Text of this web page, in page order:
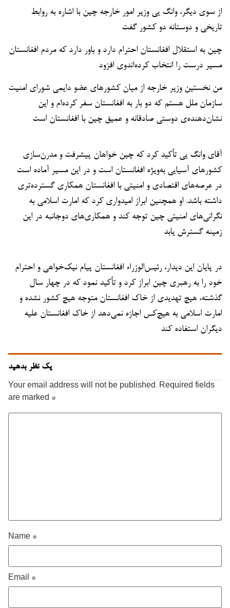
از سوی دیگر، وانگ یی وزیر امور خارجه چین با اشاره به روابط
تاریخی و دوستانه دو کشور گفت
چین به استقلال افغانستان احترام دارد و باور دارد که مردم افغانستان
مسیر درست را انتخاب کرده‌اندوی افزود
من نخستین وزیر خارجه از میان کشورهای عضو دایمی شورای امنیت
سازمان ملل هستم که دو بار به افغانستان سفر کرده‌ام و این
نشان‌دهنده‌ی دوستی صادقانه و عمیق چین با افغانستان است
آقای وانگ یی تأکید کرد که چین خواهان پیشرفت و مدرن‌سازی
کشورهای آسیایی به‌ویژه افغانستان است و در این مسیر آماده است
در عرصه‌های اقتصادی و امنیتی با افغانستان همکاری گسترده‌تری
داشته باشد. او همچنین ابراز امیدواری کرد که امارت اسلامی به
نگرانی‌های امنیتی چین توجه کند و همکاری‌های دوجانبه در این
زمینه گسترش یابد
در پایان این دیدار، رئیس‌الوزراء افغانستان پیام نیک‌خواهی و احترام
خود را به رهبری چین ابراز کرد و تأکید نمود که در چهار سال
گذشته، هیچ تهدیدی از خاک افغانستان متوجه هیچ کشور نشده و
امارت اسلامی به هیچ‌کس اجازه نمی‌دهد از خاک افغانستان علیه
دیگران استفاده کند
یک نظر بدهید
Your email address will not be published. Required fields
are marked *
Name *
Email *